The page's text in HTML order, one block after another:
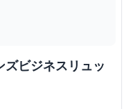
ビジネスリュッ